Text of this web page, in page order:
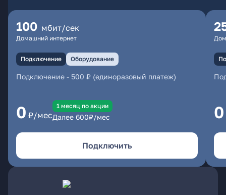
100 мбит/сек
Домашний интернет
Подключение Оборудование
Подключение - 500 ₽ (единоразовый платеж)
0 ₽/мес
1 месяц по акции
Далее 600₽/мес
Подключить
0